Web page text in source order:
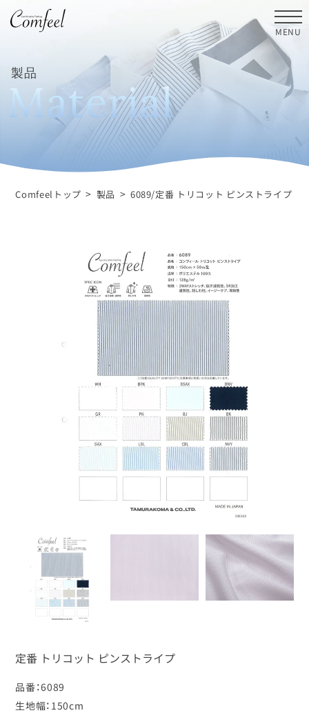
MENU
製品
Material
Comfeelトップ > 製品 > 6089/定番 トリコット ピンストライプ
定番 トリコット ピンストライプ
品番：6089
生地幅： 150cm